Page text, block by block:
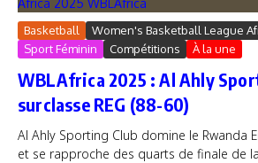
Basketball Women's Basketball League
Sport Féminin
Compétitions À la une
WBLAfrica 2025 : Al Ahly
surclasse REG (88-60)
Al Ahly Sporting Club domine le Rwanda
et se rapproche des quarts de finale de